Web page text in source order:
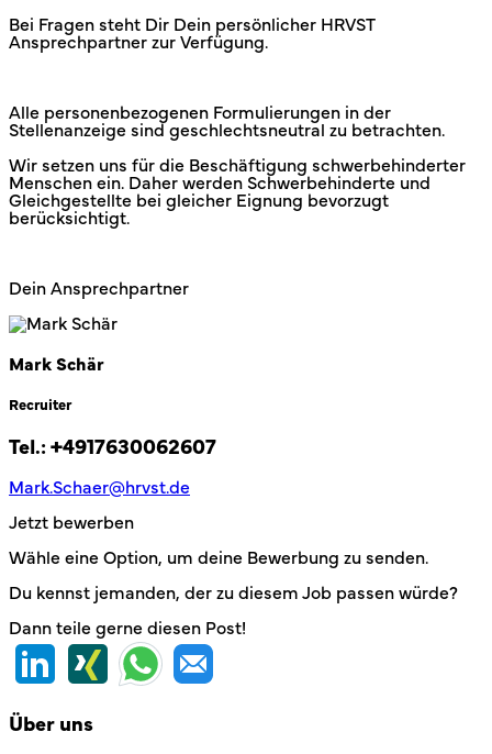
Bei Fragen steht Dir Dein persönlicher HRVST
Ansprechpartner zur Verfügung.
Alle personenbezogenen Formulierungen in der
Stellenanzeige sind geschlechtsneutral zu betrachten.
Wir setzen uns für die Beschäftigung schwerbehinderter
Menschen ein. Daher werden Schwerbehinderte und
Gleichgestellte bei gleicher Eignung bevorzugt
berücksichtigt.
Dein Ansprechpartner
Mark Schär
Recruiter
Tel.: +4917630062607
Mark.Schaer@hrvst.de
Jetzt bewerben
Wähle eine Option, um deine Bewerbung zu senden.
Du kennst jemanden, der zu diesem Job passen würde?
Dann teile gerne diesen Post!
Über uns